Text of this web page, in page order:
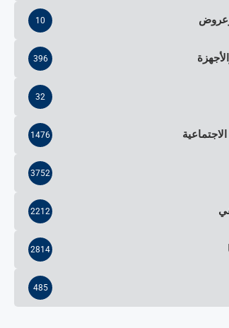
10
396
32
1476
3752
2212
2814
485